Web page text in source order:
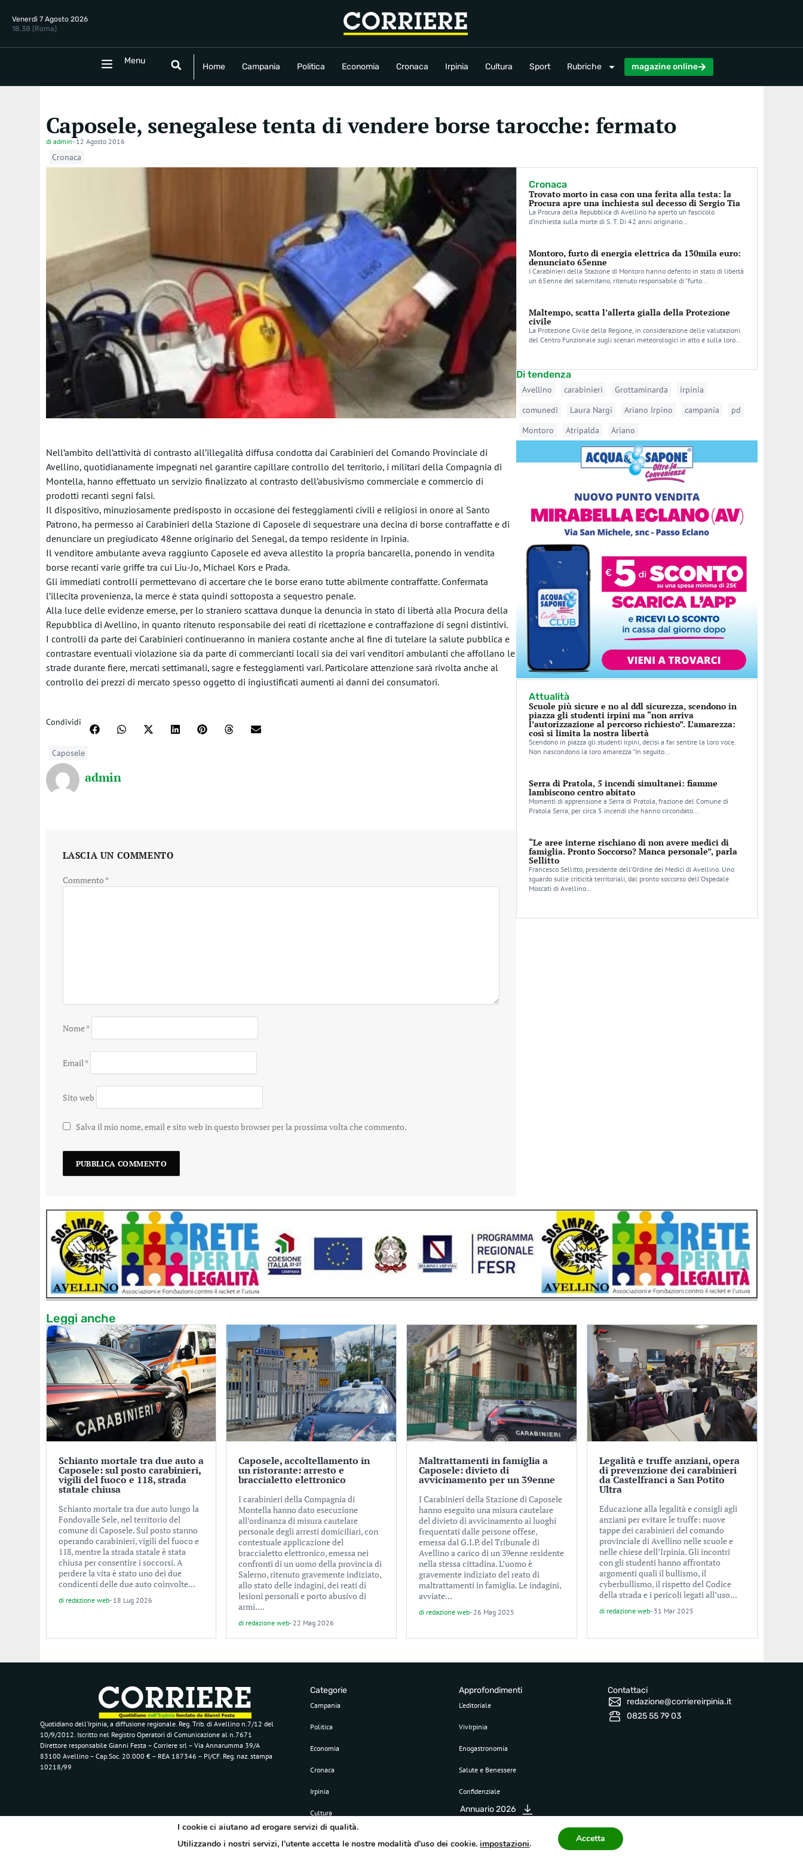
Venerdì 7 Agosto 2026
18.38 (Roma)
Menu
Home Campania Politica Economia Cronaca Irpinia Cultura Sport Rubriche magazine online
Home Campania Politica Economia Cronaca Irpinia Sport Rubriche
Caposele, senegalese tenta di vendere borse tarocche: fermato
di admin- 12 Agosto 2016
Cronaca
Nell’ambito dell’attività di contrasto all’illegalità diffusa condotta dai Carabinieri del Comando Provinciale di
Avellino, quotidianamente impegnati nel garantire capillare controllo del territorio, i militari della Compagnia di
Montella, hanno effettuato un servizio finalizzato al contrasto dell’abusivismo commerciale e commercio di
prodotti recanti segni falsi.
Il dispositivo, minuziosamente predisposto in occasione dei festeggiamenti civili e religiosi in onore al Santo
Patrono, ha permesso ai Carabinieri della Stazione di Caposele di sequestrare una decina di borse contraffatte e di
denunciare un pregiudicato 48enne originario del Senegal, da tempo residente in Irpinia.
Il venditore ambulante aveva raggiunto Caposele ed aveva allestito la propria bancarella, ponendo in vendita
borse recanti varie griffe tra cui Liu-Jo, Michael Kors e Prada.
Gli immediati controlli permettevano di accertare che le borse erano tutte abilmente contraffatte. Confermata
l’illecita provenienza, la merce è stata quindi sottoposta a sequestro penale.
Alla luce delle evidenze emerse, per lo straniero scattava dunque la denuncia in stato di libertà alla Procura della
Repubblica di Avellino, in quanto ritenuto responsabile dei reati di ricettazione e contraffazione di segni distintivi.
I controlli da parte dei Carabinieri continueranno in maniera costante anche al fine di tutelare la salute pubblica e
contrastare eventuali violazione sia da parte di commercianti locali sia dei vari venditori ambulanti che affollano le
strade durante fiere, mercati settimanali, sagre e festeggiamenti vari. Particolare attenzione sarà rivolta anche al
controllo dei prezzi di mercato spesso oggetto di ingiustificati aumenti ai danni dei consumatori.
Condividi
Caposele
admin
LASCIA UN COMMENTO
Commento *
Nome*
Email *
Sito web
Salva il mio nome, email e sito web in questo browser per la prossima volta che commento.
Cronaca
Trovato morto in casa con una ferita alla testa: la
Procura apre una inchiesta sul decesso di Sergio Tia
La Procura della Repubblica di Avellino ha aperto un fascicolo
d’inchiesta sulla morte di S. T. Di 42 anni originario…
Montoro, furto di energia elettrica da 130mila euro:
denunciato 65enne
I Carabinieri della Stazione di Montoro hanno deferito in stato di libertà
un 65enne del salernitano, ritenuto responsabile di “furto…
Maltempo, scatta l’allerta gialla della Protezione
civile
La Protezione Civile della Regione, in considerazione delle valutazioni
del Centro Funzionale sugli scenari meteorologici in atto e sulla loro…
Di tendenza
Avellino carabinieri Grottaminarda
irpinia
comunedi
Laura Nargi Ariano Irpino campania
pd
Montoro
Atripalda Ariano
Attualità
Scuole più sicure e no al ddl sicurezza, scendono in
piazza gli studenti irpini ma “non arriva
l’autorizzazione al percorso richiesto”. L’amarezza:
così si limita la nostra libertà
Scendono in piazza gli studenti irpini, decisi a far sentire la loro voce.
Non nascondono la loro amarezza “In seguito…
Serra di Pratola, 5 incendi simultanei: fiamme
lambiscono centro abitato
Momenti di apprensione a Serra di Pratola, frazione del Comune di
Pratola Serra, per circa 5 incendi che hanno circondato…
“Le aree interne rischiano di non avere medici di
famiglia. Pronto Soccorso? Manca personale”, parla
Sellitto
Francesco Sellitto, presidente dell’Ordine dei Medici di Avellino. Uno
sguardo sulle criticità territoriali, dal pronto soccorso dell’Ospedale
Moscati di Avellino…
Leggi anche
Schianto mortale tra due auto a
Caposele: sul posto carabinieri,
vigili del fuoco e 118, strada
statale chiusa
Schianto mortale tra due auto lungo la
Fondovalle Sele, nel territorio del
comune di Caposele. Sul posto stanno
operando carabinieri, vigili del fuoco e
118, mentre la strada statale è stata
chiusa per consentire i soccorsi. A
perdere la vita è stato uno dei due
condicenti delle due auto coinvolte...
di redazione web- 18 Lug 2026
Caposele, accoltellamento in
un ristorante: arresto e
braccialetto elettronico
I carabinieri della Compagnia di
Montella hanno dato esecuzione
all’ordinanza di misura cautelare
personale degli arresti domiciliari, con
contestuale applicazione del
braccialetto elettronico, emessa nei
confronti di un uomo della provincia di
Salerno, ritenuto gravemente indiziato,
allo stato delle indagini, dei reati di
lesioni personali e porto abusivo di
armi....
di redazione web- 22 Mag 2026
Maltrattamenti in famiglia a
Caposele: divieto di
avvicinamento per un 39enne
I Carabinieri della Stazione di Caposele
hanno eseguito una misura cautelare
del divieto di avvicinamento ai luoghi
frequentati dalle persone offese,
emessa dal G.I.P. del Tribunale di
Avellino a carico di un 39enne residente
nella stessa cittadina. L’uomo è
gravemente indiziato del reato di
maltrattamenti in famiglia. Le indagini,
avviate...
di redazione web- 26 Mag 2025
Legalità e truffe anziani, opera
di prevenzione dei carabinieri
da Castelfranci a San Potito
Ultra
Educazione alla legalità e consigli agli
anziani per evitare le truffe: nuove
tappe dei carabinieri del comando
provinciale di Avellino nelle scuole e
nelle chiese dell’Irpinia. Gli incontri
con gli studenti hanno affrontato
argomenti quali il bullismo, il
cyberbullismo, il rispetto del Codice
della strada e i pericoli legati all’uso...
di redazione web- 31 Mar 2025
Quotidiano dell’Irpinia, a diffusione regionale. Reg. Trib. di Avellino n.7/12 del
10/9/2012. Iscritto nel Registro Operatori di Comunicazione al n.7671
Direttore responsabile Gianni Festa – Corriere srl – Via Annarumma 39/A
83100 Avellino – Cap.Soc. 20.000 € – REA 187346 – PI/CF. Reg. naz. stampa
10218/99
Categorie
Campania
Politica
Economia
Cronaca
Irpinia
Cultura
Approfondimenti
L’editoriale
VivIrpinia
Enogastronomia
Salute e Benessere
Confidenziale
Annuario 2026
Contattaci
redazione@corriereirpinia.it
0825 55 79 03
I cookie ci aiutano ad erogare servizi di qualità.
Utilizzando i nostri servizi, l'utente accetta le nostre modalità d'uso dei cookie.impostazioni. Accetta